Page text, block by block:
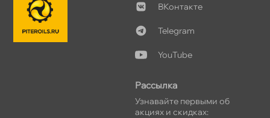
Контакте
Telegram
YouTube
Рассылка
Узнавайте первыми о
акциях и скидках: